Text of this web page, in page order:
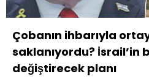
Çobanın ihbarıyla
saklanıyordu?
değiştirecek planı